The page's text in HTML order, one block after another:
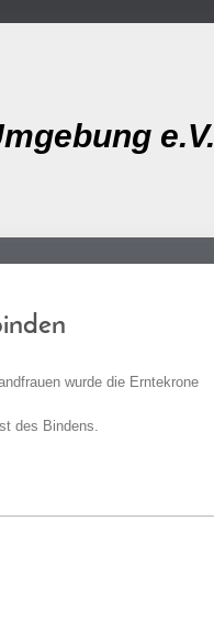
e.V.
wurde die Erntekrone
des Bindens.